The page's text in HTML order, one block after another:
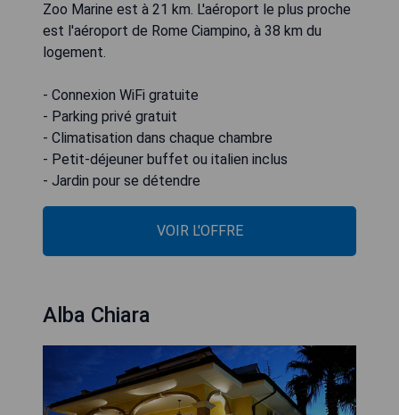
Zoo Marine est à 21 km. L'aéroport le plus proche
est l'aéroport de Rome Ciampino, à 38 km du
logement.
- Connexion WiFi gratuite
- Parking privé gratuit
- Climatisation dans chaque chambre
- Petit-déjeuner buffet ou italien inclus
- Jardin pour se détendre
VOIR L'OFFRE
Alba Chiara